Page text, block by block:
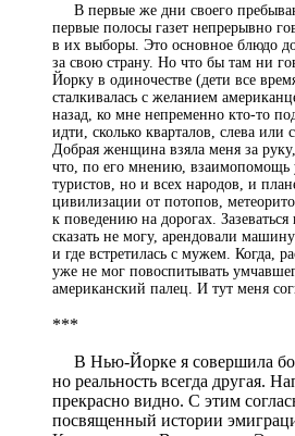
В первые же дни своего
первые полосы газет непрерывно
в их выборы. Это основное блюдо
за свою страну. Но что бы там ни
Йорку в одиночестве (дети все
сталкивалась с желанием
назад, ко мне непременно кто-то
идти, сколько кварталов, слева
Добрая женщина взяла меня за
что, по его мнению, взаимопомощь
туристов, но и всех народов, и
цивилизации от потопов,
к поведению на дорогах.
сказать не могу, арендовали
и где встретилась с мужем. Когда,
уже не мог повоспитывать
американский палец. И тут меня
***
В Нью-Йорке я совершила
но реальность всегда другая.
прекрасно видно. С этим
посвященный истории